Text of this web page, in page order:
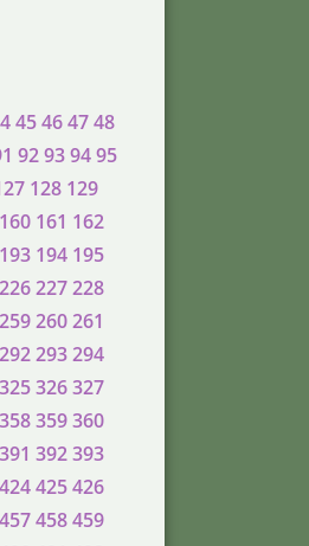
45464748
92939495
128 129
160 161 162
193 194 195
226227228
259260261
292293294
325326327
358359360
391 392393
424425426
457458459